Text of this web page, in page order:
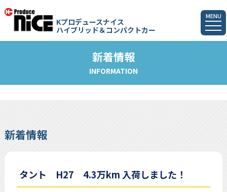
Kプロデュースナイス
ハイブリッド＆コンパクトカー
MENU
新着情報
INFORMATION
新着情報
タント H27 4.3万km 入荷しました！